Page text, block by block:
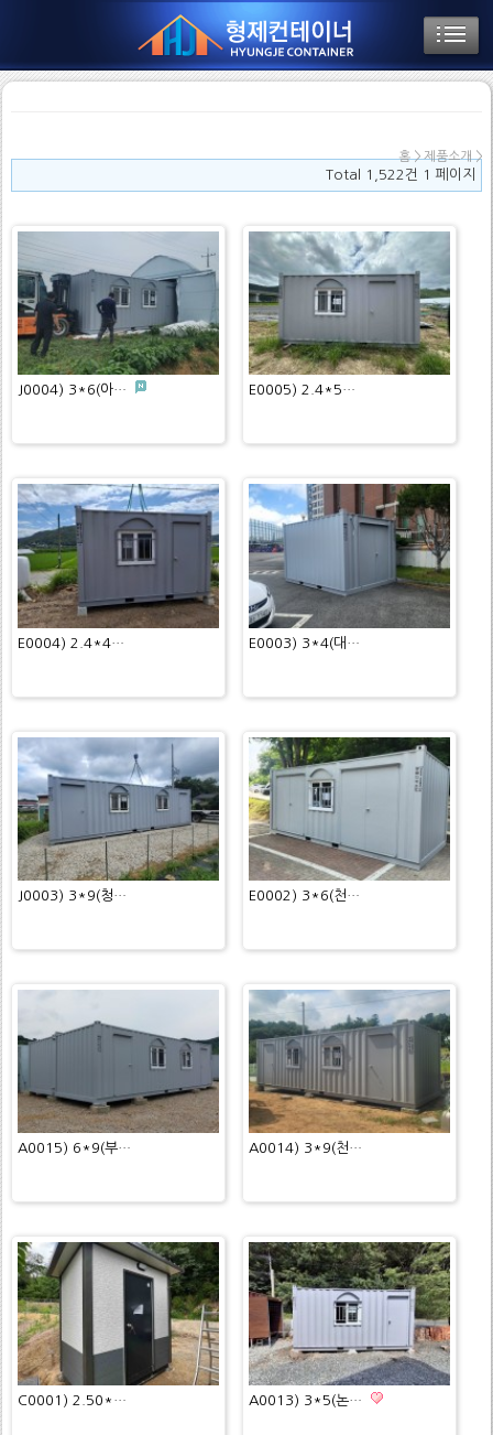
홈 > 제품소개 >
Total 1,522건 1 페이지
J0004) 3*6(아… E0005) 2.4*5…
E0004) 2.4*4… E0003) 3*4(대…
J0003) 3*9(청… E0002) 3*6(천…
A0015) 6*9(부… A0014) 3*9(천…
C0001) 2.50*… A0013) 3*5(논…